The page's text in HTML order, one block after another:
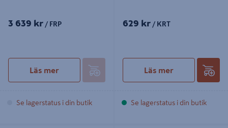
3 639 kr / FRP
Läs mer
Se lagerstatus i din butik
629 kr / KRT
Läs mer
Se lagerstatus i din butik